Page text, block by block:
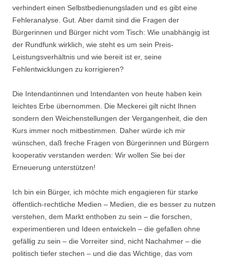
verhindert einen Selbstbedienungsladen und es gibt eine
Fehleranalyse. Gut. Aber damit sind die Fragen der
Bürgerinnen und Bürger nicht vom Tisch: Wie unabhängig ist
der Rundfunk wirklich, wie steht es um sein Preis-
Leistungsverhältnis und wie bereit ist er, seine
Fehlentwicklungen zu korrigieren?
Die Intendantinnen und Intendanten von heute haben kein
leichtes Erbe übernommen. Die Meckerei gilt nicht Ihnen
sondern den Weichenstellungen der Vergangenheit, die den
Kurs immer noch mitbestimmen. Daher würde ich mir
wünschen, daß freche Fragen von Bürgerinnen und Bürgern
kooperativ verstanden werden: Wir wollen Sie bei der
Erneuerung unterstützen!
Ich bin ein Bürger, ich möchte mich engagieren für starke
öffentlich-rechtliche Medien – Medien, die es besser zu nutzen
verstehen, dem Markt enthoben zu sein – die forschen,
experimentieren und Ideen entwickeln – die gefallen ohne
gefällig zu sein – die Vorreiter sind, nicht Nachahmer – die
politisch tiefer stechen – und die das Wichtige, das vom